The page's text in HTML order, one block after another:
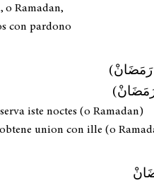
o Ramadan,
con pardono
رَمَضَانْ)
رَمَضَانْ)
iste noctes (o Ramadan)
union con ille (o